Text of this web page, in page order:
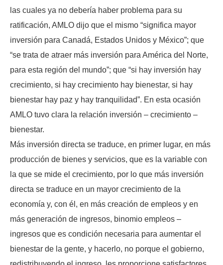
las cuales ya no debería haber problema para su
ratificación, AMLO dijo que el mismo “significa mayor
inversión para Canadá, Estados Unidos y México”; que
“se trata de atraer más inversión para América del Norte,
para esta región del mundo”; que “si hay inversión hay
crecimiento, si hay crecimiento hay bienestar, si hay
bienestar hay paz y hay tranquilidad”. En esta ocasión
AMLO tuvo clara la relación inversión – crecimiento –
bienestar.
Más inversión directa se traduce, en primer lugar, en más
producción de bienes y servicios, que es la variable con
la que se mide el crecimiento, por lo que más inversión
directa se traduce en un mayor crecimiento de la
economía y, con él, en más creación de empleos y en
más generación de ingresos, binomio empleos –
ingresos que es condición necesaria para aumentar el
bienestar de la gente, y hacerlo, no porque el gobierno,